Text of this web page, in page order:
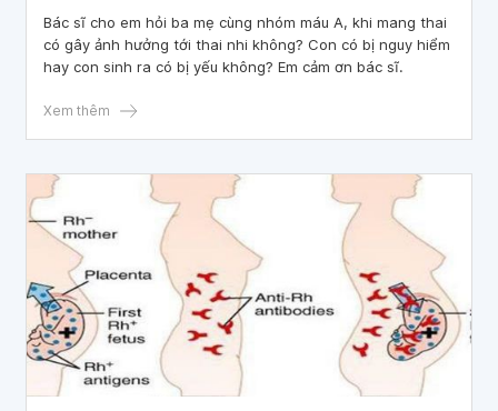
Bác sĩ cho em hỏi ba mẹ cùng nhóm máu A, khi mang thai
có gây ảnh hưởng tới thai nhi không? Con có bị nguy hiểm
hay con sinh ra có bị yếu không? Em cảm ơn bác sĩ.
Xem thêm